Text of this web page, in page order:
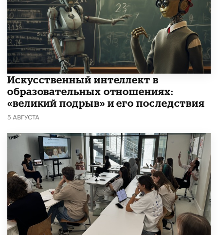
​Искусственный интеллект в
образовательных отношениях:
«великий подрыв» и его последствия
5 АВГУСТА